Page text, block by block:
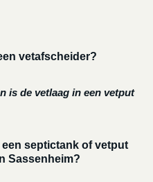
vetafscheider?
is de vetlaag in een vetput
een septictank of vetput
Sassenheim?